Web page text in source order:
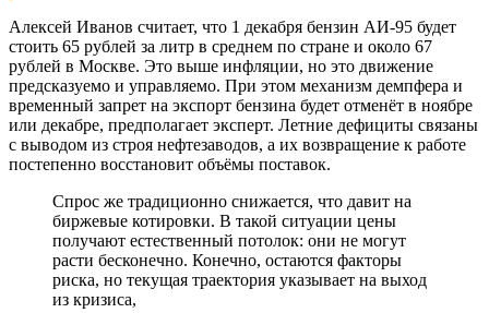
Алексей Иванов считает, что 1 декабря бензин АИ-95 будет
стоить 65 рублей за литр в среднем по стране и около 67
рублей в Москве. Это выше инфляции, но это движение
предсказуемо и управляемо. При этом механизм демпфера и
временный запрет на экспорт бензина будет отменёт в ноябре
или декабре, предполагает эксперт. Летние дефициты связаны
с выводом из строя нефтезаводов, а их возвращение к работе
постепенно восстановит объёмы поставок.
Спрос же традиционно снижается, что давит на
биржевые котировки. В такой ситуации цены
получают естественный потолок: они не могут
расти бесконечно. Конечно, остаются факторы
риска, но текущая траектория указывает на выход
из кризиса,